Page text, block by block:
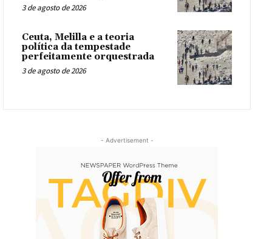
3 de agosto de 2026
Ceuta, Melilla e a teoria
política da tempestade
perfeitamente orquestrada
3 de agosto de 2026
- Advertisement -